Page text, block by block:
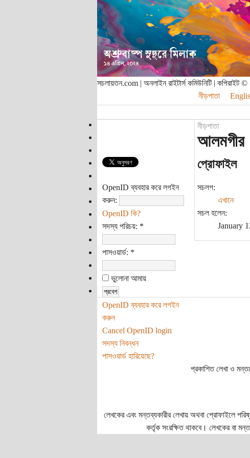
সচলায়তন.com | অনলাইন রাইটার্স কমিউনিটি | কপিরাইট
নীড়পাতা
OpenID ব্যবহার করে লগইন
করুন:
OpenID কি?
সদস্য পরিচয়: *
পাসওয়ার্ড: *
ভুলোনা আমায়
OpenID ব্যবহার করে লগইন
করুন
Cancel OpenID login
সদস্য নিবন্ধন
পাসওয়ার্ড হারিয়েছে?
নীড়পাতা
আলমগীর
প্রোফাইল
সচলগ:
এখানে
সচল হলেন:
January
প্রকাশিত লেখা ও
লেখকের এবং মন্তব্যকারীর লেখায় অথবা প্রোফাইলে
কর্তৃক সংরক্ষিত থাকবে। লেখকের বা